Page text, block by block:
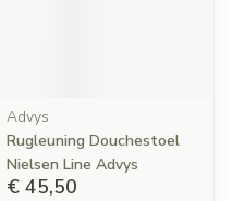
Advys
Rugleuning Douchestoel
Nielsen Line Advys
€ 45,50